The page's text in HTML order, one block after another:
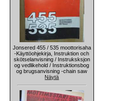
Jonsered 455 / 535 moottorisaha
-Käyttöohjekirja, Instruktion och
skötselanvisning / Instruksksjon
og vedlikehold / Instruktionsbog
og brugsanvisning -chain saw
Näytä